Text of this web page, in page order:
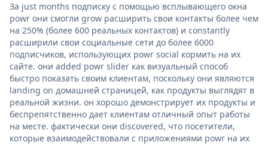
За just months подписку с помощью всплывающего окна
powr они смогли grow расширить свои контакты более чем
на 250% (более 600 реальных контактов) и constantly
расширили свои социальные сети до более 6000
подписчиков, использующих powr social кормить на их
сайте. они added powr slider как визуальный способ
быстро показать своим клиентам, поскольку они являются
landing on домашней страницей, как продукты выглядят в
реальной жизни. он хорошо демонстрирует их продукты и
беспрепятственно дает клиентам отличный опыт работы
на месте. фактически они discovered, что посетители,
которые взаимодействовали с приложениями powr на их